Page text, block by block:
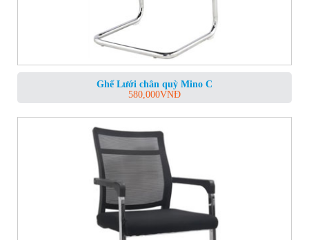
Ghế Lưới chân quỳ Mino C
580,000VNĐ